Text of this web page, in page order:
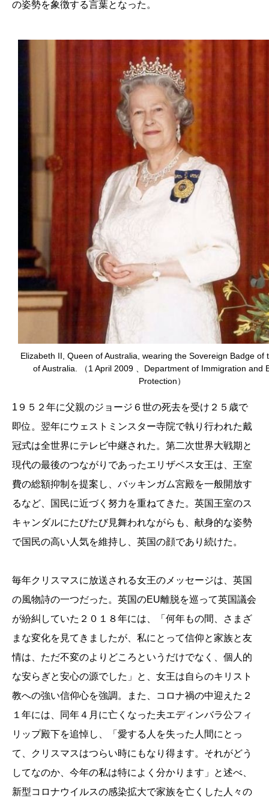
の姿勢を象徴する言葉となった。
Elizabeth II, Queen of Australia, wearing the Sovereign Badge of
of Australia. （1 April 2009 、Department of Immigration and
Protection）
1９５２年に父親のジョージ６世の死去を受け２５歳で
即位。翌年にウェストミンスター寺院で執り行われた戴
冠式は全世界にテレビ中継された。第二次世界大戦期と
現代の最後のつながりであったエリザベス女王は、王室
費の総額抑制を提案し、バッキンガム宮殿を一般開放す
るなど、国民に近づく努力を重ねてきた。英国王室のス
キャンダルにたびたび見舞われながらも、献身的な姿勢
で国民の高い人気を維持し、英国の顔であり続けた。
毎年クリスマスに放送される女王のメッセージは、英国
の風物詩の一つだった。英国のEU離脱を巡って英国議会
が紛糾していた２０１８年には、「何年もの間、さまざ
まな変化を見てきましたが、私にとって信仰と家族と友
情は、ただ不変のよりどころというだけでなく、個人的
な安らぎと安心の源でした」と、女王は自らのキリスト
教への強い信仰心を強調。また、コロナ禍の中迎えた２
１年には、同年４月に亡くなった夫エディンバラ公フィ
リップ殿下を追悼し、「愛する人を失った人間にとっ
て、クリスマスはつらい時にもなり得ます。それがどう
してなのか、今年の私は特によく分かります」と述べ、
新型コロナウイルスの感染拡大で家族を亡くした人々の